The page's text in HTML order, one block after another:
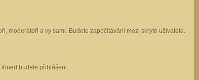
moderátoři a vy sami. Budete započítáváni mezi skryté uživatele.
ihned budete přihlášeni.